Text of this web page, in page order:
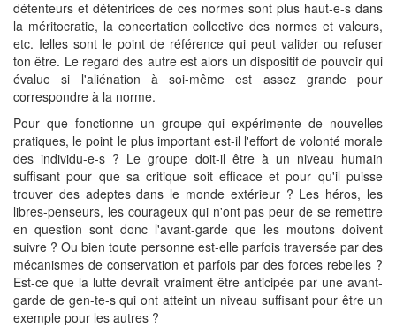
détenteurs et détentrices de ces normes sont plus haut-e-s dans
la méritocratie, la concertation collective des normes et valeurs,
etc. Ielles sont le point de référence qui peut valider ou refuser
ton être. Le regard des autre est alors un dispositif de pouvoir qui
évalue si l'aliénation à soi-même est assez grande pour
correspondre à la norme.
Pour que fonctionne un groupe qui expérimente de nouvelles
pratiques, le point le plus important est-il l'effort de volonté morale
des individu-e-s ? Le groupe doit-il être à un niveau humain
suffisant pour que sa critique soit efficace et pour qu'il puisse
trouver des adeptes dans le monde extérieur ? Les héros, les
libres-penseurs, les courageux qui n'ont pas peur de se remettre
en question sont donc l'avant-garde que les moutons doivent
suivre ? Ou bien toute personne est-elle parfois traversée par des
mécanismes de conservation et parfois par des forces rebelles ?
Est-ce que la lutte devrait vraiment être anticipée par une avant-
garde de gen-te-s qui ont atteint un niveau suffisant pour être un
exemple pour les autres ?